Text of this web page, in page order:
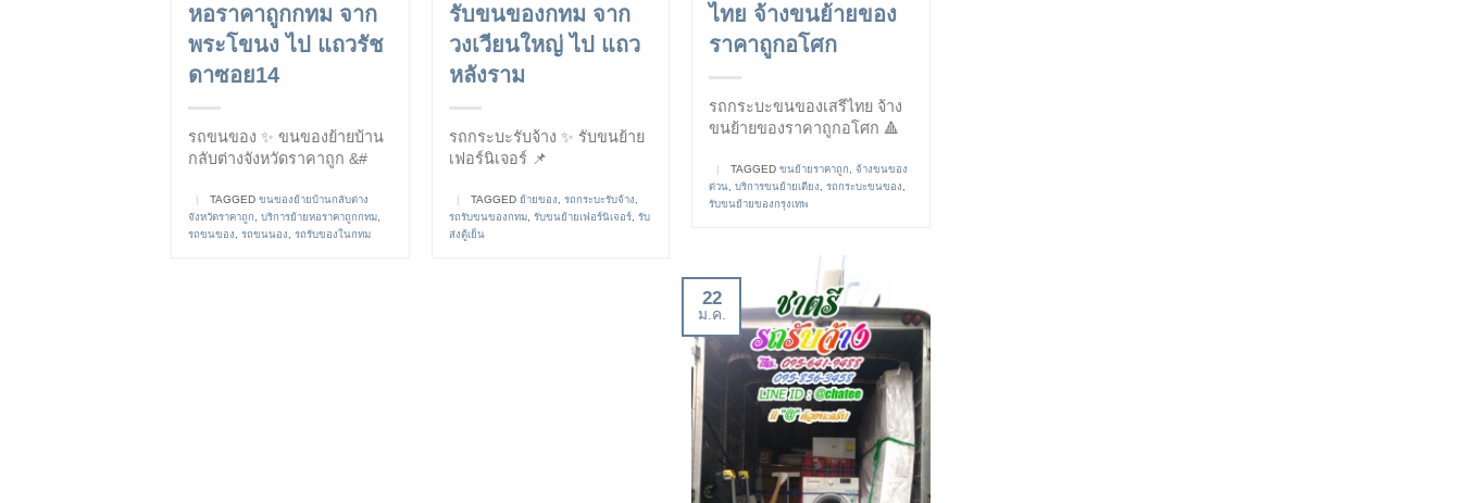
หอราคาถูกกทม จาก
พระโขนง ไป แถวรัช
ดาซอย14
รถขนของ ✨ ขนของย้ายบ้าน
กลับต่างจังหวัดราคาถูก &#
| TAGGED ขนของย้ายบ้านกลับต่าง
จังหวัดราคาถูก
บริการย้ายหอราคาถูกกทม
รถขนของ
รถขนนอง รถรับของในกทม
รับขนของกทม จาก
วงเวียนใหญ่ ไป แถว
หลังราม
รถกระบะรับจ้าง ✨ รับขนย้าย
เฟอร์นิเจอร์ 📌
| TAGGED ย้ายของ รถกระบะรับจ้าง
รถรับขนของกทม, รับขนย้ายเฟอร์นิเจอร์, รับ
ส่งตู้เย็น
ไทย จ้างขนย้ายของ
ราคาถูกอโศก
รถกระบะขนของเสรีไทย จ้าง
ขนย้ายของราคาถูกอโศก 🔺
| TAGGEDขนย้ายราคาถูก ,จ้างขนของ
ด่วน ,บริการขนย้ายเตียง ,รถกระบะขนของ
รับขนย้ายของกรุงเทพ
22
ม.ค.